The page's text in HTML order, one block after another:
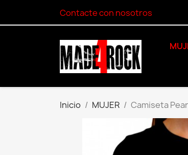
Contacte con nosotros
Inicio MUJER Camiseta